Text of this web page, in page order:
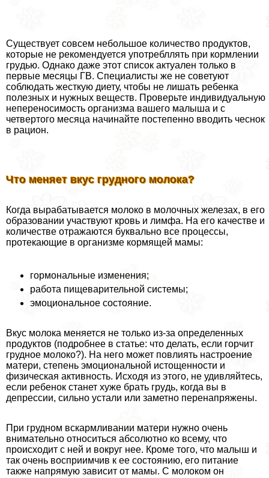
Существует совсем небольшое количество продуктов,
которые не рекомендуется употрeбллять при кормлении
гpyдью. Однако даже этот список актуален только в
первые месяцы ГВ. Специалисты же не советуют
соблюдать жесткую диету, чтобы не лишать ребенка
полезных и нужных веществ. Проверьте индивидуальную
непереносимость организма вашего малыша и с
четвертого месяца начинайте постепенно вводить чеснок
в рацион.
Что меняет вкус грудного молока?
Когда выpaбатывается молоко в молочных железах, в его
образовании участвуют кровь и лимфа. На его качестве и
количестве отражаются буквально все процессы,
протекающие в организме кормящей мамы:
гормональные изменения;
работа пищеварительной системы;
эмоциональное состояние.
Вкус молока меняется не только из-за определенных
продуктов (подробнее в статье: что делать, если горчит
грудное молоко?). На него может повлиять настроение
матери, степень эмоциональной истощенности и
физическая активность. Исходя из этого, не удивляйтесь,
если ребенок станет хуже брать гpyдь, когда вы в
депрессии, сильно устали или заметно перенапряжены.
При грудном вскармливании матери нужно очень
внимательно относиться абсолютно ко всему, что
происходит с ней и вокруг нее. Кроме того, что малыш и
так очень восприимчив к ее состоянию, его питание
также напрямую зависит от мамы. С молоком он